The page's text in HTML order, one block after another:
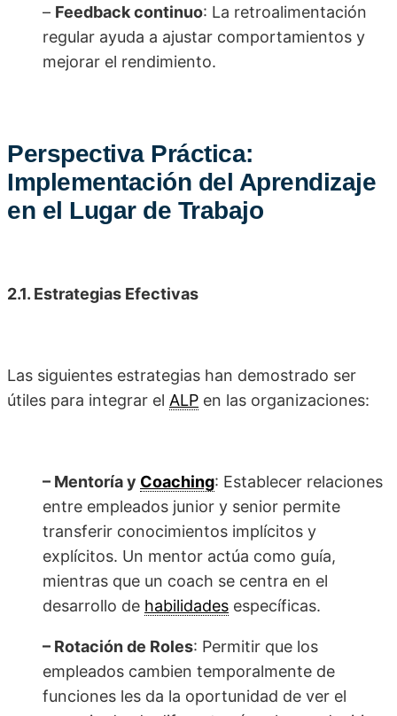
– Feedback continuo: La retroalimentación
regular ayuda a ajustar comportamientos y
mejorar el rendimiento.
Perspectiva Práctica:
Implementación del Aprendizaje
en el Lugar de Trabajo
2.1. Estrategias Efectivas
Las siguientes estrategias han demostrado ser
útiles para integrar el ALP en las organizaciones:
– Mentoría y Coaching: Establecer relaciones
entre empleados junior y senior permite
transferir conocimientos implícitos y
explícitos. Un mentor actúa como guía,
mientras que un coach se centra en el
desarrollo de habilidades específicas.
– Rotación de Roles: Permitir que los
empleados cambien temporalmente de
funciones les da la oportunidad de ver el